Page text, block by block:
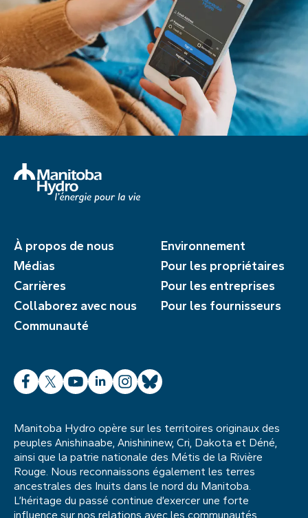
À propos de nous
Médias
Carrières
Collaborez avec nous
Communauté
Environnement
Pour les propriétaires
Pour les entreprises
Pour les fournisseurs
Facebook
X YouTube
LinkedInInstagram
Bluesky
Manitoba Hydro opère sur les territoires originaux des
peuples Anishinaabe, Anishininew, Cri, Dakota et Déné,
ainsi que la patrie nationale des Métis de la Rivière
Rouge. Nous reconnaissons également les terres
ancestrales des Inuits dans le nord du Manitoba.
L’héritage du passé continue d’exercer une forte
influence sur nos relations avec les communautés